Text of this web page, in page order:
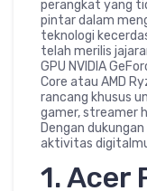
perangkat yang
pintar dalam
teknologi
telah merilis
GPU NVIDIA
Core atau AMD
rancang khusus
gamer, streamer
Dengan
aktivitas
1. Acer